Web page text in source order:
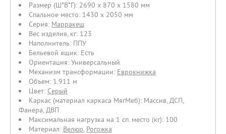
Размер (Ш*В*Г): 2690 x 870 x 1580 мм
Спальное место: 1430 х 2050 мм
Серия: Марракеш
Вес изделия, кг: 123
Наполнитель: ППУ
Бельевой ящик: Есть
Ориентация: Универсальный
Механизм трансформации: Еврокнижка
Объем: 1.911 м
Цвет: Серый
Каркас (материал каркаса МягМеб): Массив,ДСП,
Фанера,ДВП
Максимальная нагрузка на 1 сп. место (кг): 100
Материал: Велюр, Рогожка